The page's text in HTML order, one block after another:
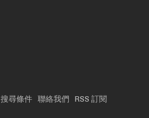
搜尋條件 聯絡我們
RSS 訂閱